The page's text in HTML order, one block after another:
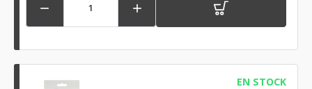
 
EN STOCK